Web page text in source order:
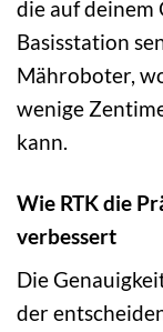
die auf
Basisstation
Mähroboter,
wenige
kann.
Wie RTK die
verbessert
Die
der